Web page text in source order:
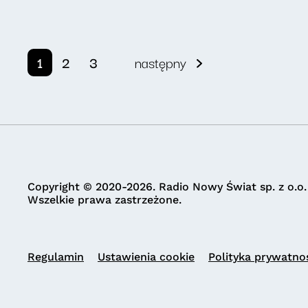
1 2 3 następny
Copyright © 2020-2026. Radio Nowy Świat sp. z o.o.
Wszelkie prawa zastrzeżone.
Regulamin Ustawienia cookie Polityka